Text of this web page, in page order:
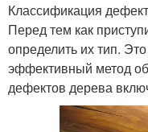
Классификация
Перед тем как
определить их тип.
эффективный метод
дефектов дерева